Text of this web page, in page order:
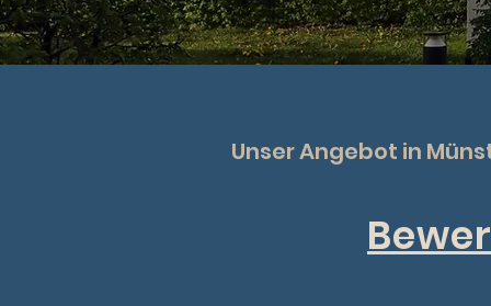
Unser Angebot in